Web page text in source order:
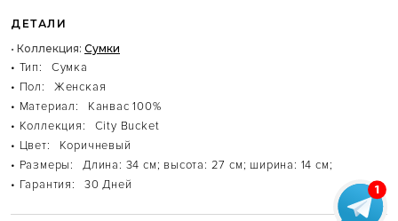
ДЕТАЛИ
• Коллекция: Сумки
• Тип:
Сумка
• Пол:
Женская
• Материал:
Канвас 100%
• Коллекция:
City Bucket
• Цвет:
Коричневый
• Размеры:
Длина: 34 см; высота: 27 см; ширина: 14 см;
• Гарантия:
30 Дней